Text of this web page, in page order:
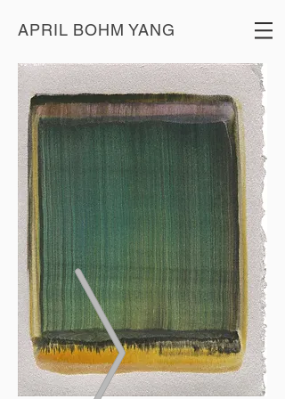
APRIL BOHM YANG